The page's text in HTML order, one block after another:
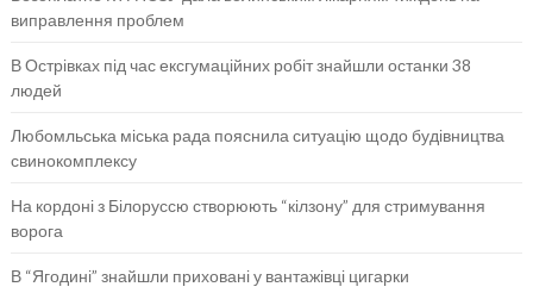
виправлення проблем
В Острівках під час ексгумаційних робіт знайшли останки 38
людей
Любомльська міська рада пояснила ситуацію щодо будівництва
свинокомплексу
На кордоні з Білоруссю створюють “кілзону” для стримування
ворога
В “Ягодині” знайшли приховані у вантажівці цигарки